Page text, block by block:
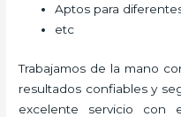
Aptos para
etc
Trabajamos de la mano
resultados confiables y
excelente servicio con